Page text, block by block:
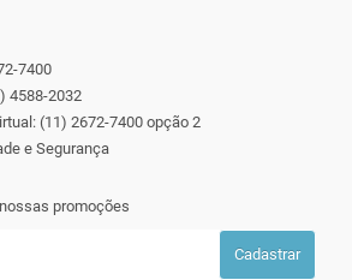
7400
4588-2032
(11) 2672-7400 opção 2
e Segurança
promoções
Cadastrar